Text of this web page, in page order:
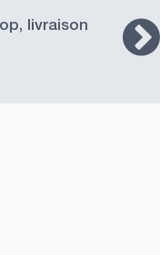
livraison